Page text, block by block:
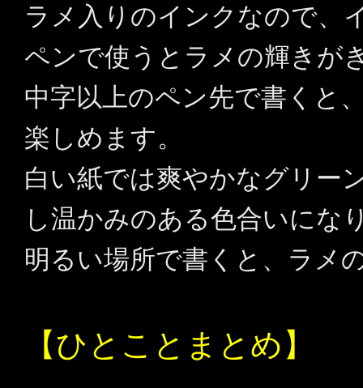
ラメ入りのインクなので、
ペンで使うとラメの輝きが
中字以上のペン先で書くと
楽しめます。
白い紙では爽やかなグリー
し温かみのある色合いにな
明るい場所で書くと、ラメ
【ひとことまとめ】